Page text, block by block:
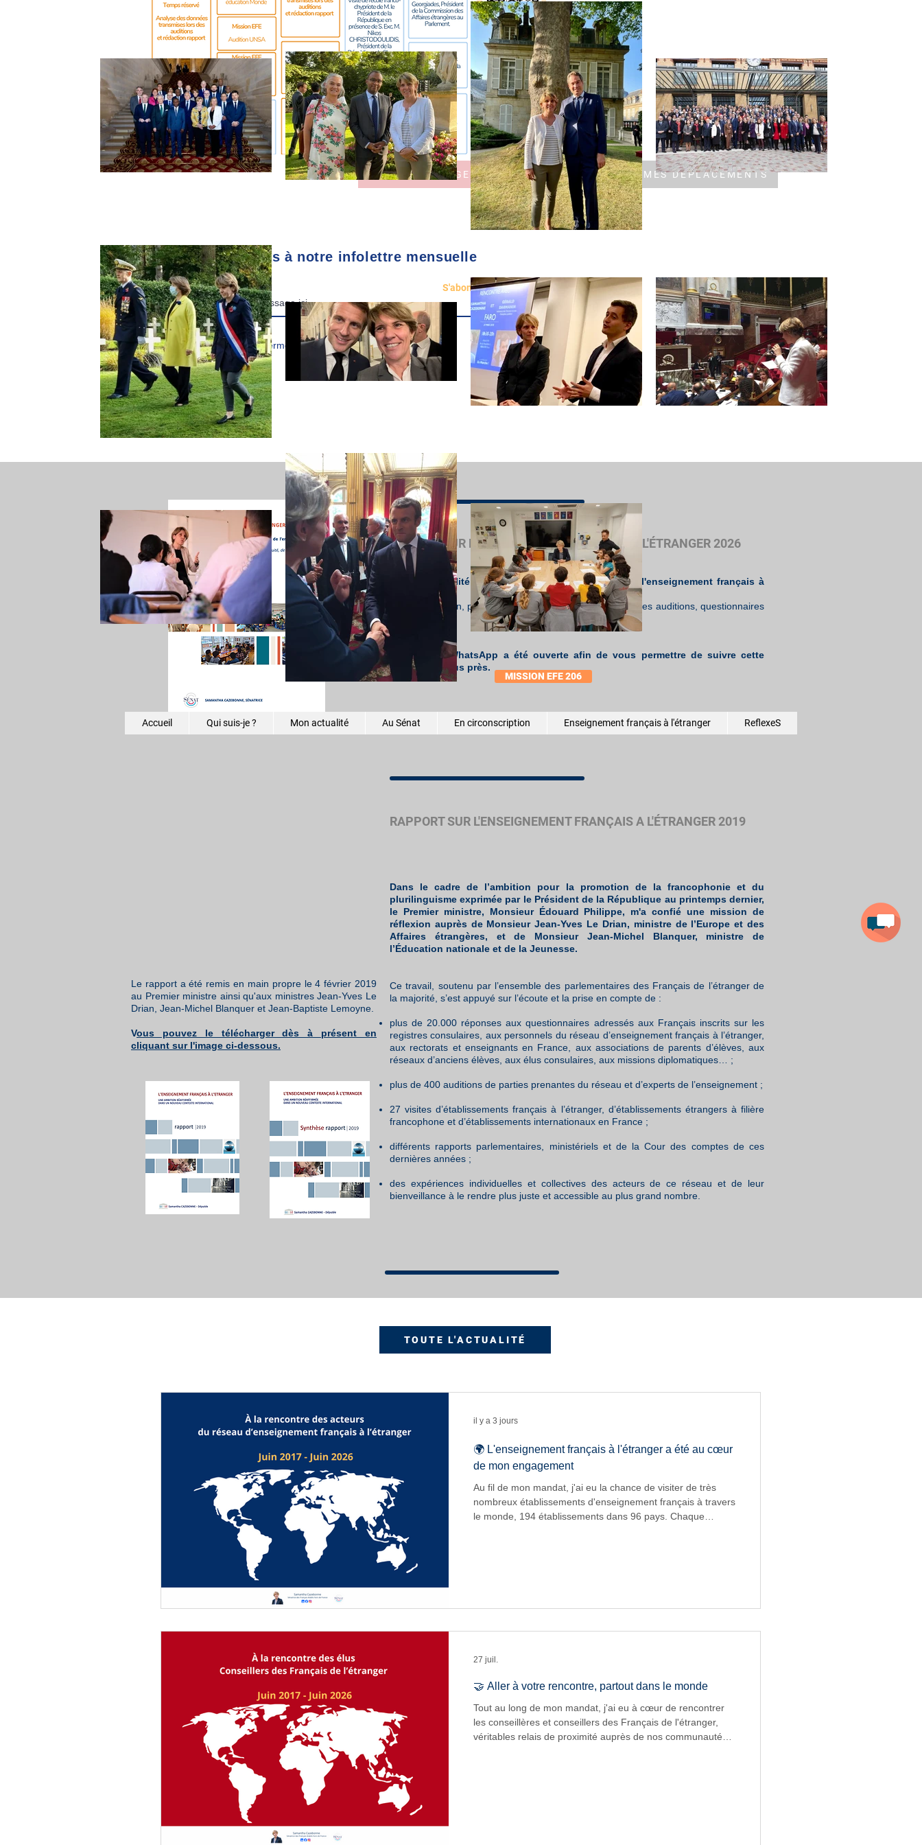
TOUS LES AGENDAS
Abonnez-vous à notre infolettre mensuelle
E-mail S'abonner
J’accepte les termes et conditions
l’AEFE (FSU, UNSA et
CFDT Éducation
Monde) et, d’autre
part, à des échanges
avec le Réseau des
INSPÉ et l’Autonome
de solidarité laïque.
Elle fait suite à une
première série
SUIVRE MES DÉPLACEMENTS
MISSION SUR L'ENSEIGNEMENT FRANÇAIS A L'ÉTRANGER 2026
Suivez l'actualité de la mission dédiée à l'avenir de l'enseignement français à
l'étranger :
lettre de mission, points d'étape hebdomadaire, agenda des auditions, questionnaires
Une chaîne WhatsApp a été ouverte afin de vous permettre de suivre cette
mission au plus près.
MISSION EFE 206
Le rapport a été remis en main propre le 4 février 2019
au Premier ministre ainsi qu'aux ministres Jean-Yves Le
Drian, Jean-Michel Blanquer et Jean-Baptiste Lemoyne.
Vous pouvez le télécharger dès à présent en
cliquant sur l'image ci-dessous.
RAPPORT SUR L'ENSEIGNEMENT FRANÇAIS A L'ÉTRANGER 2019
Dans le cadre de l’ambition pour la promotion de la francophonie et du
plurilinguisme exprimée par le Président de la République au printemps dernier,
le Premier ministre, Monsieur Édouard Philippe, m'a confié une mission de
réflexion auprès de Monsieur Jean-Yves Le Drian, ministre de l’Europe et des
Affaires étrangères, et de Monsieur Jean-Michel Blanquer, ministre de
l’Éducation nationale et de la Jeunesse.
Ce travail, soutenu par l’ensemble des parlementaires des Français de l’étranger de
la majorité, s’est appuyé sur l’écoute et la prise en compte de :
plus de 20.000 réponses aux questionnaires adressés aux Français inscrits sur les
registres consulaires, aux personnels du réseau d’enseignement français à l’étranger,
aux rectorats et enseignants en France, aux associations de parents d’élèves, aux
réseaux d’anciens élèves, aux élus consulaires, aux missions diplomatiques… ;
plus de 400 auditions de parties prenantes du réseau et d’experts de l’enseignement ;
27 visites d’établissements français à l’étranger, d’établissements étrangers à filière
francophone et d’établissements internationaux en France ;
différents rapports parlementaires, ministériels et de la Cour des comptes de ces
dernières années ;
des expériences individuelles et collectives des acteurs de ce réseau et de leur
bienveillance à le rendre plus juste et accessible au plus grand nombre.
TOUTE L'ACTUALITÉ
🌍 L'enseignement français à l'étranger a été au cœur
de mon engagement
Au fil de mon mandat, j'ai eu la chance de visiter de très
nombreux établissements d'enseignement français à travers
le monde, 194 établissements dans 96 pays. Chaque
il y a 3 jours
🤝 Aller à votre rencontre, partout dans le monde
Tout au long de mon mandat, j'ai eu à cœur de rencontrer
les conseillères et conseillers des Français de l'étranger,
véritables relais de proximité auprès de nos communautés
27 juil.
Accueil Qui suis-je ? Mon actualité Au Sénat En circonscription Enseignement français à l'étranger ReflexeS